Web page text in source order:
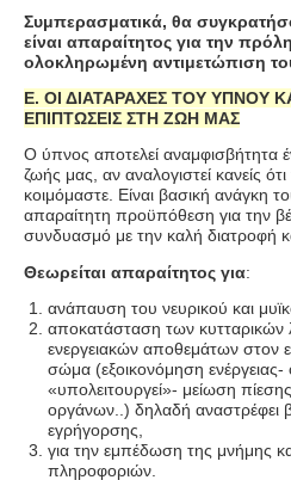
Συμπερασματικά, θα
είναι απαραίτητος για την
ολοκληρωμένη αντιμετώπιση
Ε. ΟΙ ΔΙΑΤΑΡΑΧΕΣ ΤΟΥ ΥΠΝΟΥ
ΕΠΙΠΤΩΣΕΙΣ ΣΤΗ ΖΩΗ ΜΑΣ
Ο ύπνος αποτελεί αναμφισβήτητα
ζωής μας, αν αναλογιστεί κανείς
κοιμόμαστε. Είναι βασική ανάγκη
απαραίτητη προϋπόθεση για την
συνδυασμό με την καλή διατροφή
Θεωρείται απαραίτητος για:
ανάπαυση του νευρικού και
αποκατάσταση των κυτταρικών
ενεργειακών αποθεμάτων στον
σώμα (εξοικονόμηση ενέργειας-
«υπολειτουργεί»- μείωση
οργάνων..) δηλαδή αναστρέφει
εγρήγορσης,
για την εμπέδωση της μνήμης
πληροφοριών.